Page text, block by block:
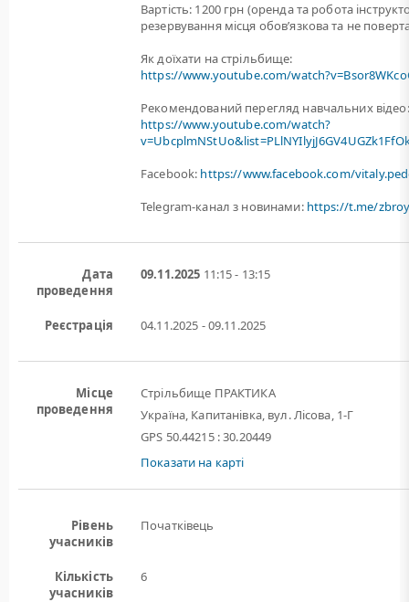
Вартість: 1200 грн (оренда та робота
резервування місця обов’язкова та не
Як доїхати на стрільбище:
https://www.youtube.com/
Рекомендований перегляд навчальних відео:
https://www.youtube.com/watch?
Facebook: https://www.facebook.com/
Telegram-канал з новинами: https://t.me/
Дата
проведення
09.11.2025 11:15 - 13:15
Реєстрація 04.11.2025 - 09.11.2025
Місце
проведення
Стрільбище ПРАКТИКА
Україна, Капитанівка, вул. Лісова, 1-Г
GPS 50.44215 : 30.20449
Показати на карті
Рівень
учасників
Початківець
Кількість
учасників
6